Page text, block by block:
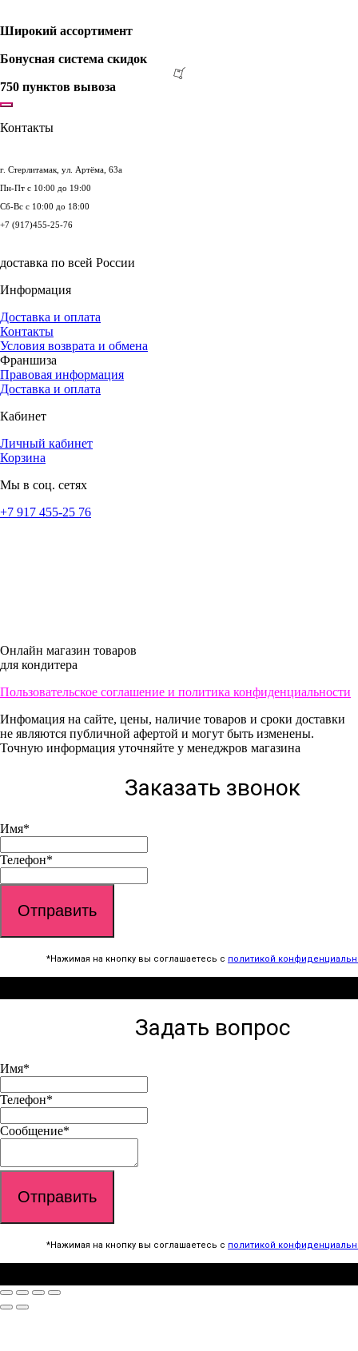
Широкий ассортимент
Бонусная система скидок
750 пунктов вывоза
Контакты
г. Стерлитамак, ул. Артёма, 63а
Пн-Пт с 10:00 до 19:00
Сб-Вс с 10:00 до 18:00
+7 (917)455‑25-76
доставка по всей России
Информация
Доставка и оплата
Контакты
Условия возврата и обмена
Франшиза
Правовая информация
Доставка и оплата
Кабинет
Личный кабинет
Корзина
Мы в соц. сетях
+7 917 455-25 76
Онлайн магазин товаров
для кондитера
Пользовательское соглашение и политика конфиденциальности
Инфомация на сайте, цены, наличие товаров и сроки доставки
не являются публичной афертой и могут быть изменены.
Точную информация уточняйте у менеджров магазина
Заказать звонок
Имя*
Телефон*
Отправить
*Нажимая на кнопку вы соглашаетесь с политикой
Задать вопрос
Имя*
Телефон*
Сообщение*
Отправить
*Нажимая на кнопку вы соглашаетесь с политикой